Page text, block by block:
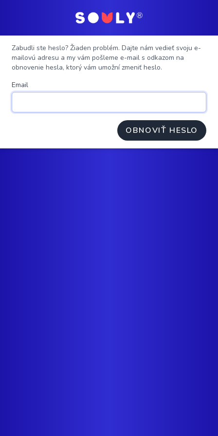
Zabudli ste heslo? Žiaden problém. Dajte nám vedieť svoju e-
mailovú adresu a my vám pošleme e-mail s odkazom na
obnovenie hesla, ktorý vám umožní zmeniť heslo.
Email
OBNOVIŤ HESLO